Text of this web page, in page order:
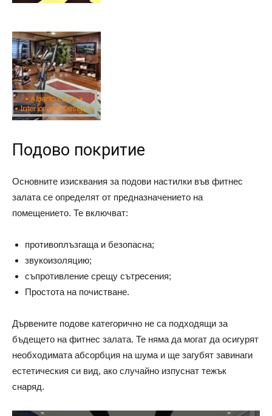
Подово покритие
Основните изисквания за подови настилки във фитнес
залата се определят от предназначението на
помещението. Те включват:
противоплъзгаща и безопасна;
звукоизоляцию;
съпротивление срещу сътресения;
Простота на почистване.
Дървените подове категорично не са подходящи за
бъдещето на фитнес залата. Те няма да могат да осигурят
необходимата абсорбция на шума и ще загубят завинаги
естетическия си вид, ако случайно изпуснат тежък
снаряд.